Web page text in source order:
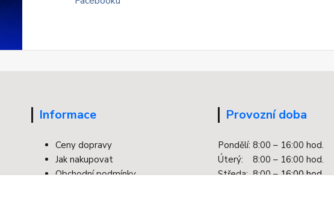
Informace
Ceny dopravy
Jak nakupovat
Obchodní podmínky
Provozní doba
Pondělí: 8:00 – 16:00 hod.
Úterý: 8:00 – 16:00 hod.
Středa: 8:00 –16:00 hod.